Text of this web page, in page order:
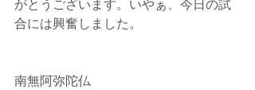
がとうございます。いやぁ、今日の試
合には興奮しました。
南無阿弥陀仏